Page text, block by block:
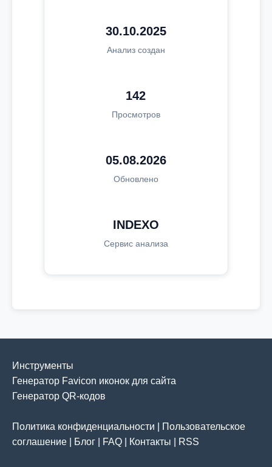
30.10.2025
Анализ создан
142
Просмотров
05.08.2026
Обновлено
INDEXO
Сервис анализа
Инструменты
Генератор Favicon иконок для сайта
Генератор QR-кодов
Политика конфиденциальности
Пользовательское
соглашение
Блог FAQ Контакты RSS